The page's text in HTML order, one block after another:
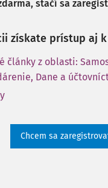
stačí sa
získate prístup aj
články z oblasti:
Dane a
Chcem sa